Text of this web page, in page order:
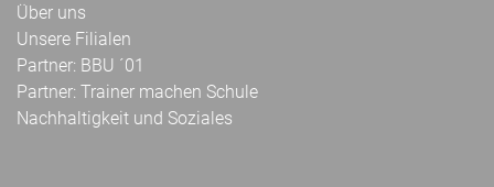
Über uns
Unsere Filialen
Partner: BBU ´01
Partner: Trainer machen Schule
Nachhaltigkeit und Soziales